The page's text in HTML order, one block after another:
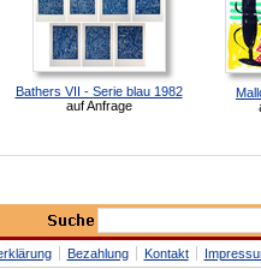
Bathers VII - Serie blau 1982
auf Anfrage
Bezahlung Kontakt